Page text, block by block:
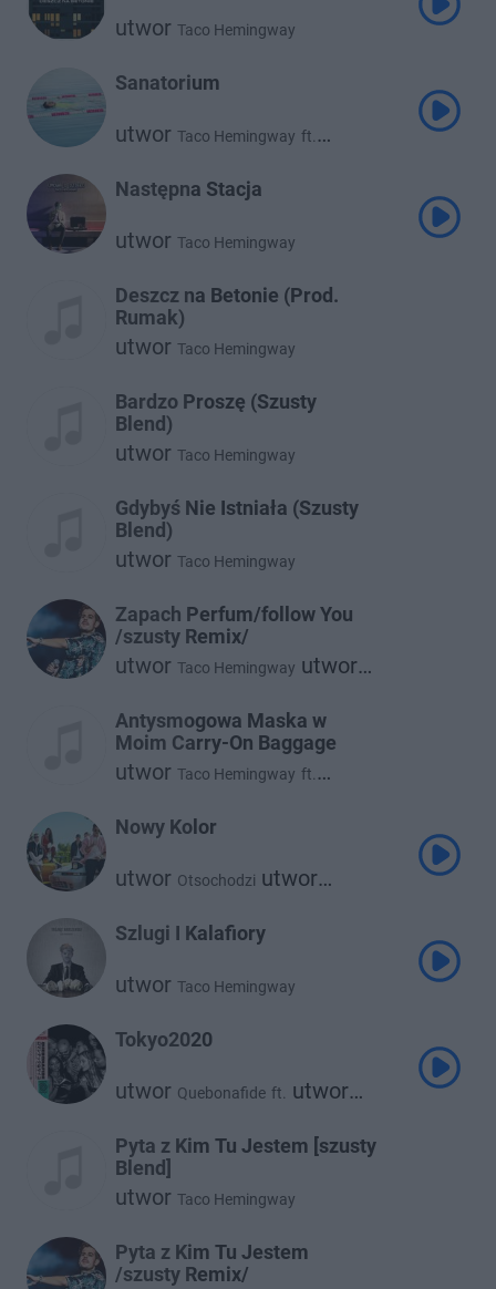
utwor Taco Hemingway
Sanatorium
utwor Taco Hemingway ft.
Rosalie
Następna Stacja
utwor Taco Hemingway
Deszcz na Betonie (Prod.
Rumak)
utwor Taco Hemingway
Bardzo Proszę (Szusty
Blend)
utwor Taco Hemingway
Gdybyś Nie Istniała (Szusty
Blend)
utwor Taco Hemingway
Zapach Perfum/follow You
/szusty Remix/
utwor Taco Hemingway utwor
Antysmogowa Maska w
Moim Carry-On Baggage
utwor Taco Hemingway ft.
Nowy Kolor
utwor Otsochodzi utwor
Szlugi I Kalafiory
utwor Taco Hemingway
Tokyo2020
utwor Quebonafide ft. utwor
Pyta z Kim Tu Jestem [szusty
Blend]
utwor Taco Hemingway
Pyta z Kim Tu Jestem
/szusty Remix/